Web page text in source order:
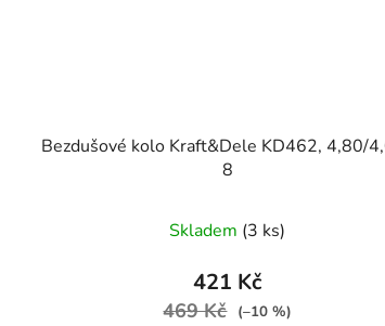
Bezdušové kolo Kraft&Dele KD462, 4,80/
8
Skladem (3 ks)
421 Kč
469 Kč (–10 %)